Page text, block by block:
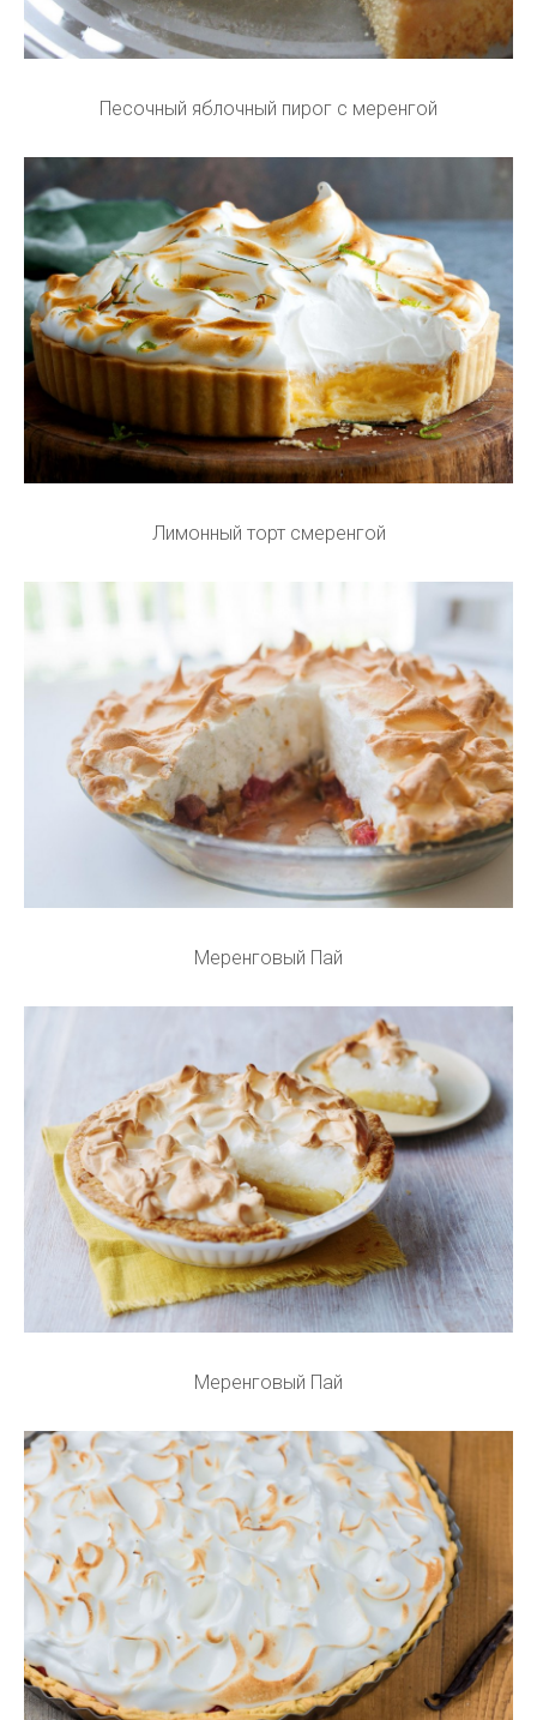
Песочный яблочный пирог с меренгой
Лимонный торт смеренгой
Меренговый Пай
Меренговый Пай